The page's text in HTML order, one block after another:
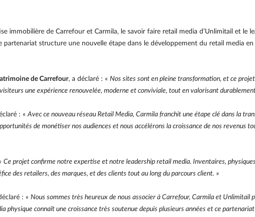
immobilière de Carrefour et Carmila, le savoir faire retail media d’Unlimitail et le
structure une nouvelle étape dans le développement du retail media en
de Carrefour, a déclaré : « Nos sites sont en pleine transformation, et ce
une expérience renouvelée, moderne et conviviale, tout en valorisant
: «Avec ce nouveau réseau Retail Media, Carmila franchit une étape clé dans la
de monétiser nos audiences et nous accélérons la croissance de nos revenus
Ce projet confirme notre expertise et notre leadership retail media. Inventaires,
des retailers, des marques, et des clients tout au long du parcours client. »
: « Nous sommes très heureux de nous associer à Carrefour, Carmila et Unlimitail
physique connaît une croissance très soutenue depuis plusieurs années et ce